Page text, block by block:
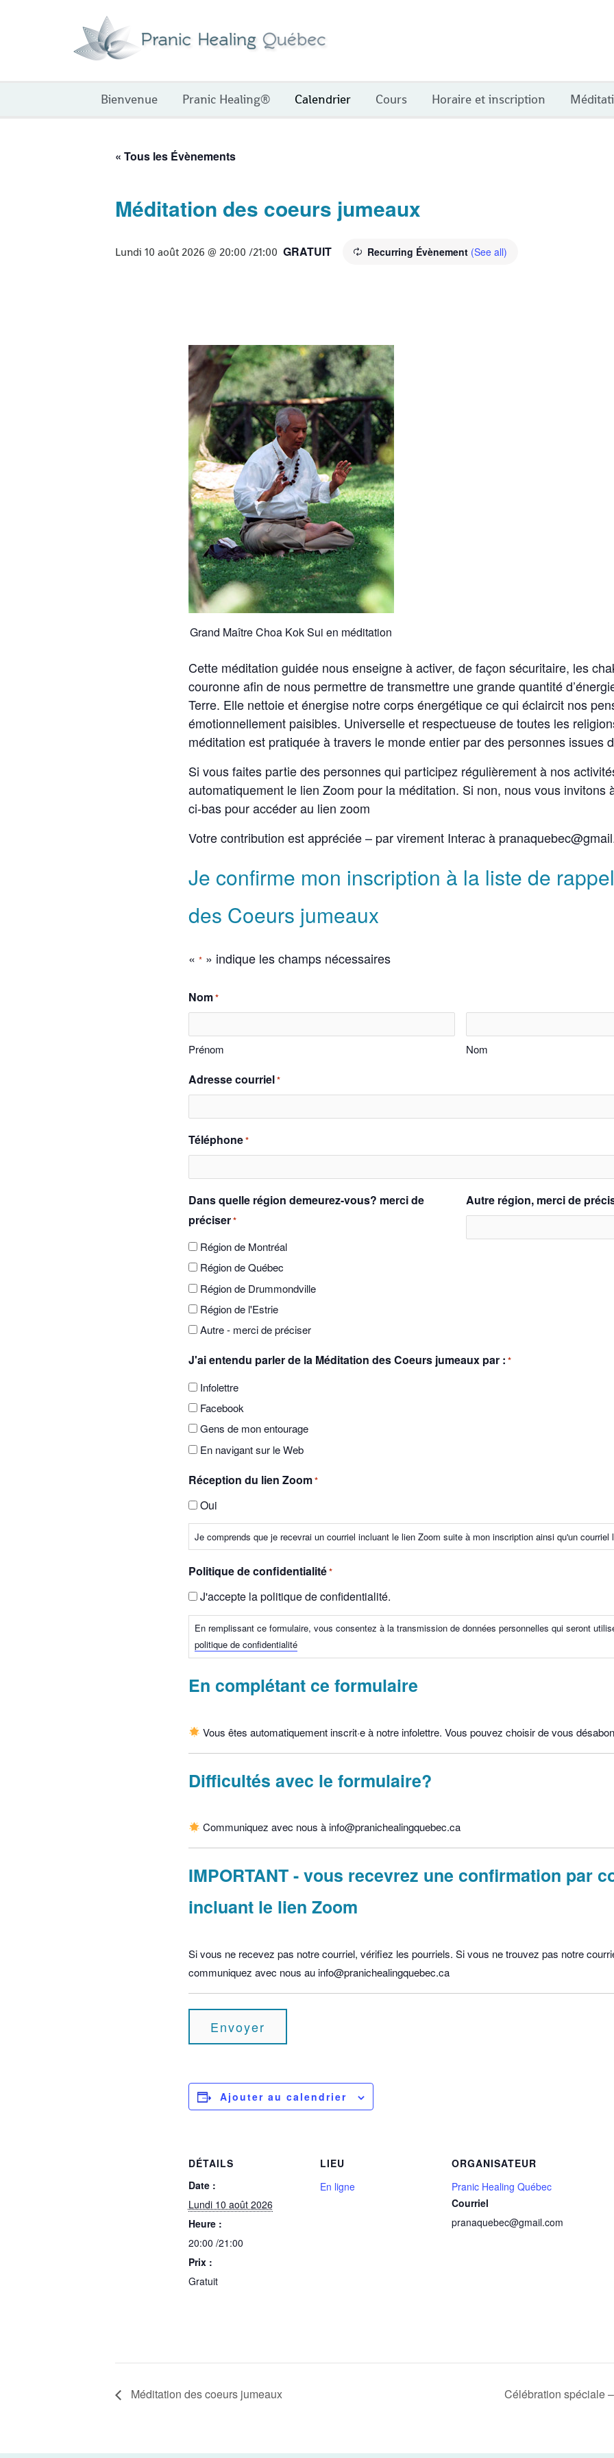
Bienvenue Pranic Healing® Calendrier Cours Horaire et inscription
« Tous les Évènements
Méditation des coeurs jumeaux
Lundi 10 août 2026 @ 20:00 /21:00 Recurring Évènement (See all)
GRATUIT
Grand Maître Choa Kok Sui en méditation
Cette méditation guidée nous enseigne à activer, de façon sécuritaire, les
couronne afin de nous permettre de transmettre une grande quantité
Terre. Elle nettoie et énergise notre corps énergétique ce qui éclaircit nos
émotionnellement paisibles. Universelle et respectueuse de toutes les
méditation est pratiquée à travers le monde entier par des personnes issues
Si vous faites partie des personnes qui participez régulièrement à nos
automatiquement le lien Zoom pour la méditation. Si non, nous vous invitons
ci-bas pour accéder au lien zoom
Votre contribution est appréciée – par virement Interac à
Je confirme mon inscription à la liste de
des Coeurs jumeaux
« *» indique les champs nécessaires
Nom*
Prénom Nom
Adresse courriel*
Téléphone*
Dans quelle région demeurez-vous? merci de
préciser*
Région de Montréal
Région de Québec
Région de Drummondville
Région de l'Estrie
Autre - merci de préciser
Autre région, merci de
J'ai entendu parler de la Méditation des Coeurs jumeaux par : *
Infolettre
Facebook
Gens de mon entourage
En navigant sur le Web
Réception du lien Zoom*
Oui
Je comprends que je recevrai un courriel incluant le lien Zoom suite à mon inscription ainsi qu'un courriel
Politique de confidentialité*
J'accepte la politique de confidentialité.
En remplissant ce formulaire, vous consentez à la transmission de données personnelles qui seront
politique de confidentialité
En complétant ce formulaire
Vous êtes automatiquement inscrit·e à notre infolettre. Vous pouvez choisir de vous
Difficultés avec le formulaire?
Communiquez avec nous à info@pranichealingquebec.ca
IMPORTANT - vous recevrez une confirmation par
incluant le lien Zoom
Si vous ne recevez pas notre courriel, vérifiez les pourriels. Si vous ne trouvez pas notre
communiquez avec nous au info@pranichealingquebec.ca
Ajouter au calendrier
DÉTAILS
Date :
Lundi 10 août 2026
Heure :
20:00 /21:00
Prix :
Gratuit
LIEU
En ligne
ORGANISATEUR
Pranic Healing Québec
Courriel
pranaquebec@gmail.com
Méditation des coeurs jumeaux Célébration spéciale